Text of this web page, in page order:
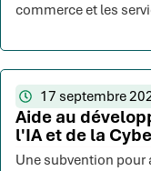
commerce et les
17 septembre
Aide au
l'IA et de la
Une subvention